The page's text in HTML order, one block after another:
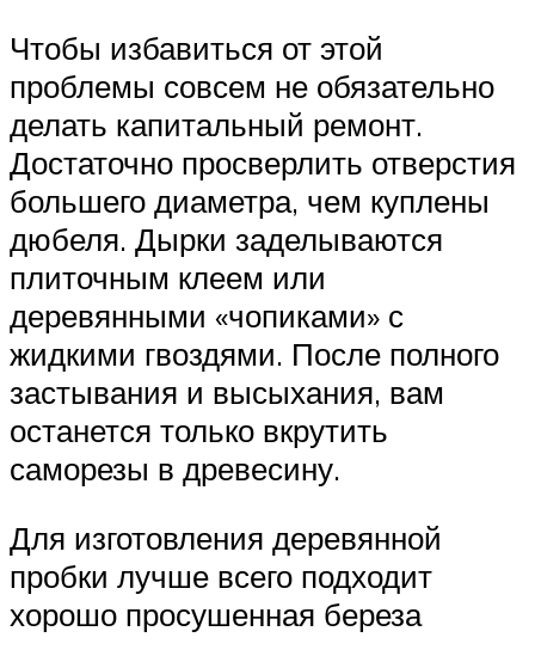
Чтобы избавиться от этой
проблемы совсем не обязательно
делать капитальный ремонт.
Достаточно просверлить отверстия
большего диаметра, чем куплены
дюбеля. Дырки заделываются
плиточным клеем или
деревянными «чопиками» с
жидкими гвоздями. После полного
застывания и высыхания, вам
останется только вкрутить
саморезы в древесину.
Для изготовления деревянной
пробки лучше всего подходит
хорошо просушенная береза